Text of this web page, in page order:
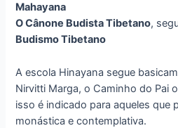
Mahayana
O Cânone Budista Tibetano,
Budismo Tibetano
A escola Hinayana segue
Nirvitti Marga, o Caminho do Pai
isso é indicado para aqueles que
monástica e contemplativa.